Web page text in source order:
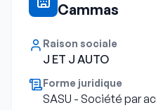
Cammas
Raison sociale
J ET J AUTO
Forme juridique
SASU - Société par